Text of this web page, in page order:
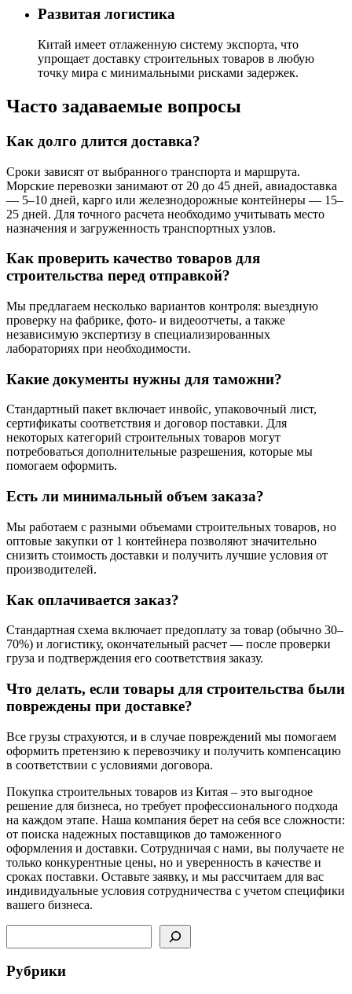
Развитая логистика
Китай имеет отлаженную систему экспорта, что
упрощает доставку строительных товаров в любую
точку мира с минимальными рисками задержек.
Часто задаваемые вопросы
Как долго длится доставка?
Сроки зависят от выбранного транспорта и маршрута.
Морские перевозки занимают от 20 до 45 дней, авиадоставка
— 5–10 дней, карго или железнодорожные контейнеры — 15–
25 дней. Для точного расчета необходимо учитывать место
назначения и загруженность транспортных узлов.
Как проверить качество товаров для
строительства перед отправкой?
Мы предлагаем несколько вариантов контроля: выездную
проверку на фабрике, фото- и видеоотчеты, а также
независимую экспертизу в специализированных
лабораториях при необходимости.
Какие документы нужны для таможни?
Стандартный пакет включает инвойс, упаковочный лист,
сертификаты соответствия и договор поставки. Для
некоторых категорий строительных товаров могут
потребоваться дополнительные разрешения, которые мы
помогаем оформить.
Есть ли минимальный объем заказа?
Мы работаем с разными объемами строительных товаров, но
оптовые закупки от 1 контейнера позволяют значительно
снизить стоимость доставки и получить лучшие условия от
производителей.
Как оплачивается заказ?
Стандартная схема включает предоплату за товар (обычно 30–
70%) и логистику, окончательный расчет — после проверки
груза и подтверждения его соответствия заказу.
Что делать, если товары для строительства были
повреждены при доставке?
Все грузы страхуются, и в случае повреждений мы помогаем
оформить претензию к перевозчику и получить компенсацию
в соответствии с условиями договора.
Покупка строительных товаров из Китая – это выгодное
решение для бизнеса, но требует профессионального подхода
на каждом этапе. Наша компания берет на себя все сложности:
от поиска надежных поставщиков до таможенного
оформления и доставки. Сотрудничая с нами, вы получаете не
только конкурентные цены, но и уверенность в качестве и
сроках поставки. Оставьте заявку, и мы рассчитаем для вас
индивидуальные условия сотрудничества с учетом специфики
вашего бизнеса.
Рубрики